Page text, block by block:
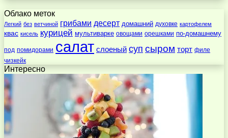
Облако меток
Легкий без ветчиной грибами десерт домашний духовке картофелем
квас кисель курицей мультиварке овощами орешками по-домашнему
под помидорами салат слоеный суп сыром торт филе
чизкейк
Интересно